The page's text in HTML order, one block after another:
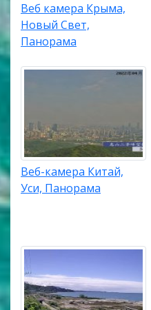
Веб камера Крыма,
Новый Свет,
Панорама
Веб-камера Китай,
Уси, Панорама